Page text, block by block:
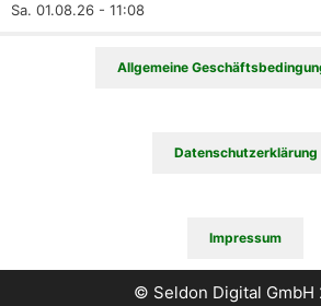
Sa. 01.08.26 - 11:08
Allgemeine
Datenschutzerklärung
Impressum
© Seldon Digital GmbH